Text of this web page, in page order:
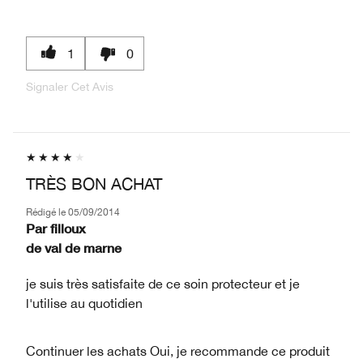
1 0
Signaler Cet Avis
TRÈS BON ACHAT
Rédigé le 05/09/2014
Par filloux
de val de marne
je suis très satisfaite de ce soin protecteur et je
l'utilise au quotidien
Continuer les achats Oui, je recommande ce produit